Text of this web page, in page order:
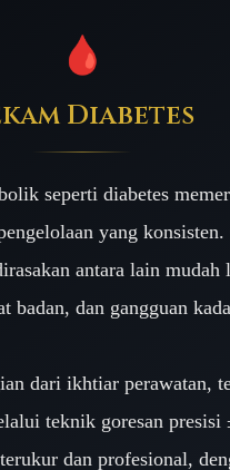
🩸
Diabetes
seperti diabetes
yang konsisten.
antara lain mudah
badan, dan gangguan
dari ikhtiar perawatan,
teknik goresan presisi
dan profesional,